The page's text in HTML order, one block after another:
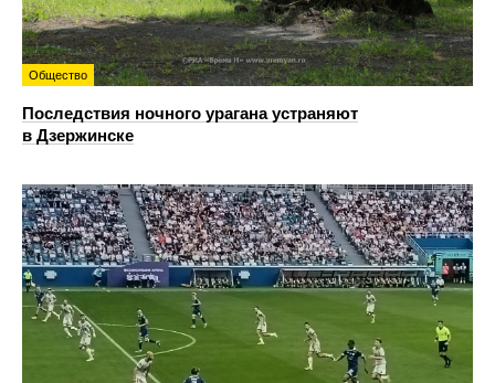
Общество
Последствия ночного урагана устраняют
в Дзержинске